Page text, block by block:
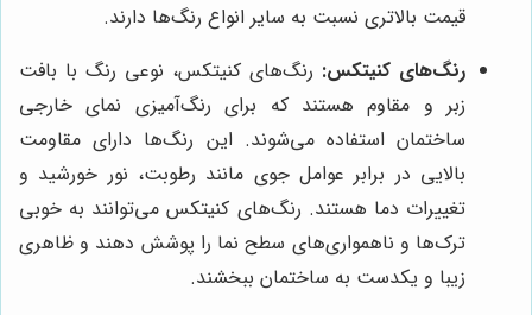
قیمت بالاتری نسبت به سایر انواع رنگ‌ها دارند.
رنگ‌های کنیتکس: رنگ‌های کنیتکس، نوعی رنگ با بافت
زبر و مقاوم هستند که برای رنگ‌آمیزی نمای خارجی
ساختمان استفاده می‌شوند. این رنگ‌ها دارای مقاومت
بالایی در برابر عوامل جوی مانند رطوبت، نور خورشید و
تغییرات دما هستند. رنگ‌های کنیتکس می‌توانند به خوبی
ترک‌ها و ناهمواری‌های سطح نما را پوشش دهند و ظاهری
زیبا و یکدست به ساختمان ببخشند.